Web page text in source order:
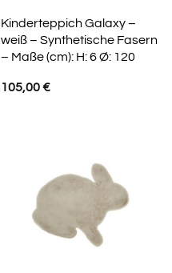
Kinderteppich Galaxy –
weiß – Synthetische Fasern
– Maße (cm): H: 6 Ø: 120
105,00€